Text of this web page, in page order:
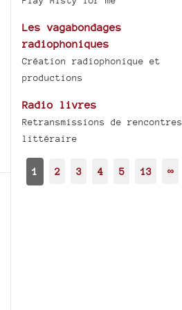
Les vagabondages
radiophoniques
Création radiophonique et
productions
Radio livres
Retransmissions de rencontres
littéraire
1 2 3 4 5 13 ∞